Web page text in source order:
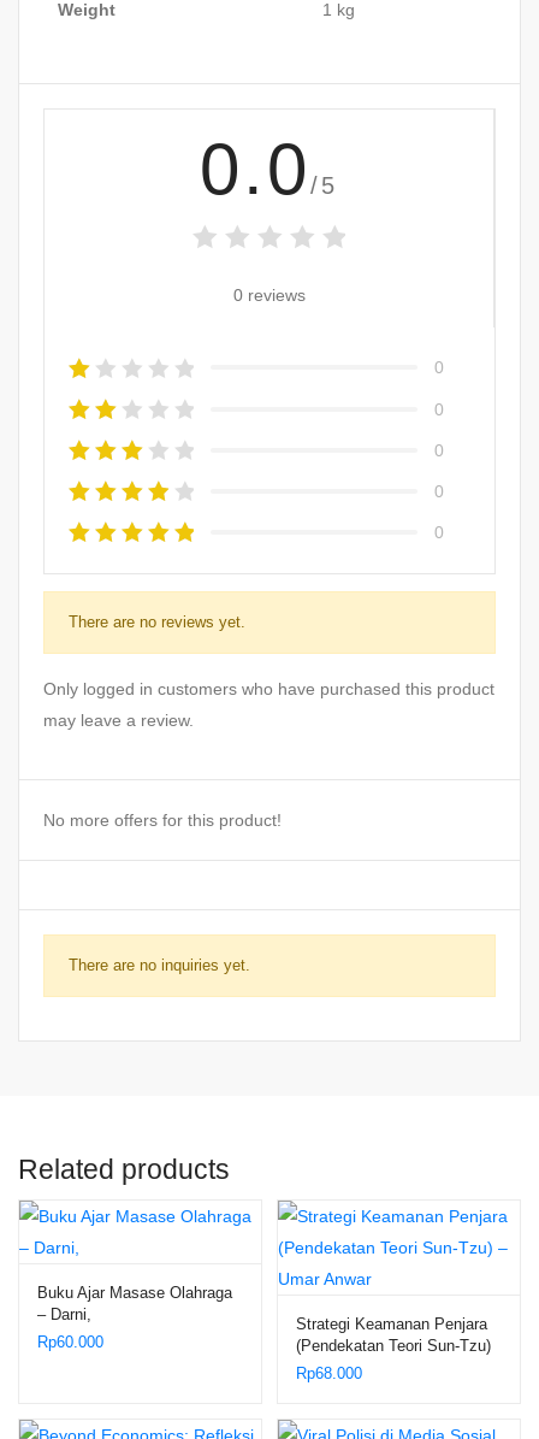
Weight 1 kg
0.0 /5
0 reviews
0
0
0
0
0
There are no reviews yet.
Only logged in customers who have purchased this product
may leave a review.
No more offers for this product!
There are no inquiries yet.
Related products
Buku Ajar Masase Olahraga
– Darni,
Rp60.000
Strategi Keamanan Penjara
(Pendekatan Teori Sun-Tzu)
– Umar Anwar
Rp68.000